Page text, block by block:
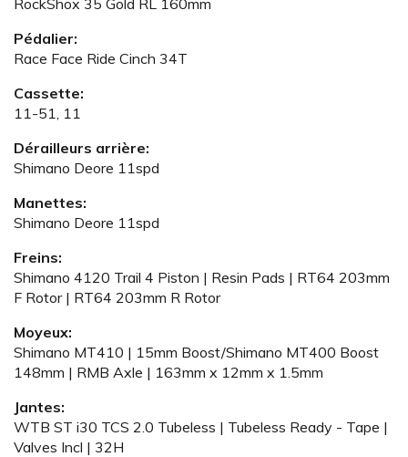
Pédalier:
Race Face Ride Cinch 34T
Cassette:
11-51, 11
Dérailleurs arrière:
Shimano Deore 11spd
Manettes:
Shimano Deore 11spd
Freins:
Shimano 4120 Trail 4 Piston | Resin Pads | RT64 203mm
F Rotor | RT64 203mm R Rotor
Moyeux:
Shimano MT410 | 15mm Boost/Shimano MT400 Boost
148mm | RMB Axle | 163mm x 12mm x 1.5mm
Jantes:
WTB ST i30 TCS 2.0 Tubeless | Tubeless Ready - Tape |
Valves Incl | 32H